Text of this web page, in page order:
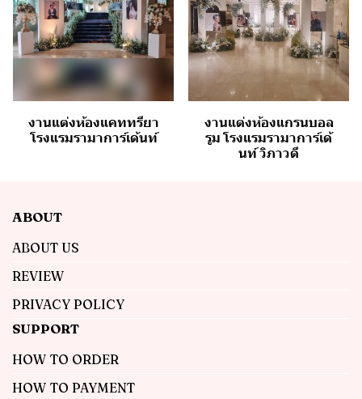
งานแต่งห้องแคททรียา
โรงแรมรามาการ์เด้นท์
งานแต่งห้องแกรนบอล
รูม โรงแรมรามาการ์เด้
นท์ วิภาวดี
ABOUT
ABOUT US
REVIEW
PRIVACY POLICY
SUPPORT
HOW TO ORDER
HOW TO PAYMENT